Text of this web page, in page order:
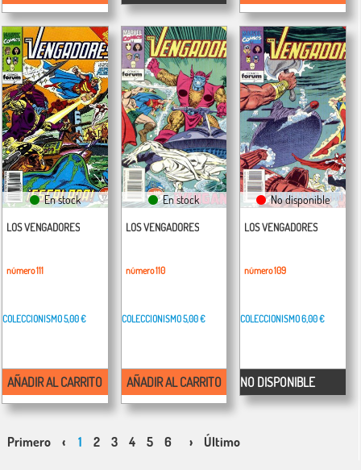
En stock
LOS VENGADORES
número 111
COLECCIONISMO5,00 €
AÑADIR AL CARRITO
En stock
LOS VENGADORES
número 110
COLECCIONISMO5,00 €
AÑADIR AL CARRITO
No disponible
LOS VENGADORES
número 109
COLECCIONISMO6,00 €
NO DISPONIBLE
Primero ‹ 1 2 3 4 5 6 › Último